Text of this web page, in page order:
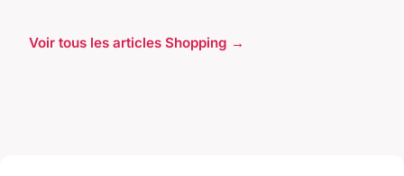
Voir tous les articles Shopping →